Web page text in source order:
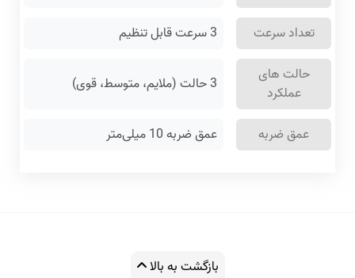
تعداد سرعت
3 سرعت قابل تنظیم
حالت های
عملکرد
3 حالت (ملایم، متوسط، قوی)
عمق ضربه عمق ضربه 10 میلی‌متر
بازگشت به بالا